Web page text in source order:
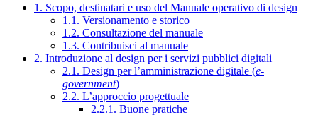
1. Scopo, destinatari e uso del Manuale operativo di design
1.1. Versionamento e storico
1.2. Consultazione del manuale
1.3. Contribuisci al manuale
2. Introduzione al design per i servizi pubblici digitali
2.1. Design per l’amministrazione digitale (e-
government)
2.2. L’approccio progettuale
2.2.1. Buone pratiche